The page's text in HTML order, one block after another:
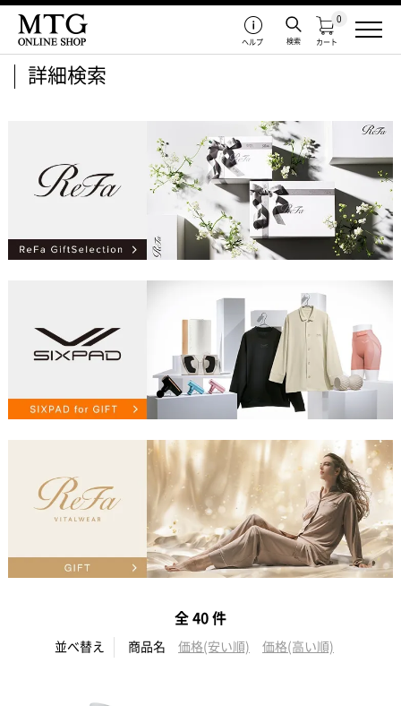
カート
0
検索
ヘルプ
詳細検索
全 40 件
並べ替え 商品名 価格(安い順) 価格(高い順)